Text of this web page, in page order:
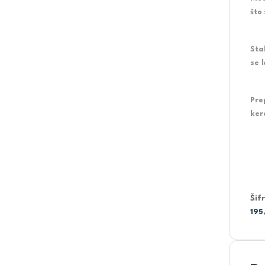
što
se
195